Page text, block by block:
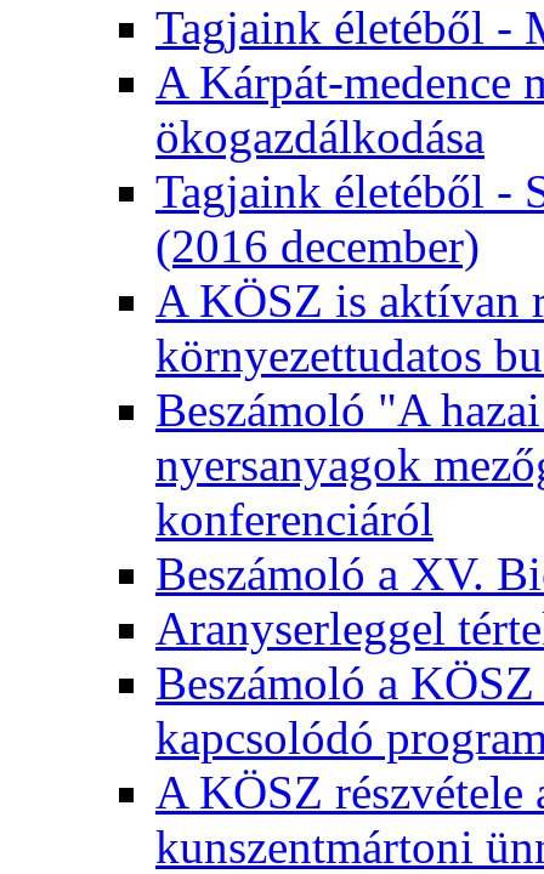
Tagjaink életéből -
A Kárpát-medence
ökogazdálkodása
Tagjaink életéből -
(2016 december)
A KÖSZ is aktívan
környezettudatos
Beszámoló "A
nyersanyagok
konferenciáról
Beszámoló a XV.
Aranyserleggel
Beszámoló a
kapcsolódó
A KÖSZ részvétele
kunszentmártoni